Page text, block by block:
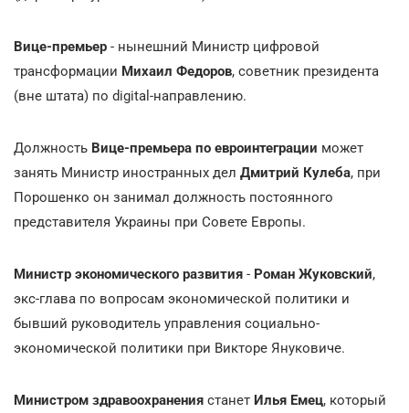
Вице-премьер - нынешний Министр цифровой
трансформации Михаил Федоров, советник президента
(вне штата) по digital-направлению.
Должность Вице-премьера по евроинтеграции может
занять Министр иностранных дел Дмитрий Кулеба, при
Порошенко он занимал должность постоянного
представителя Украины при Совете Европы.
Министр экономического развития - Роман Жуковский,
экс-глава по вопросам экономической политики и
бывший руководитель управления социально-
экономической политики при Викторе Януковиче.
Министром здравоохранения станет Илья Емец, который